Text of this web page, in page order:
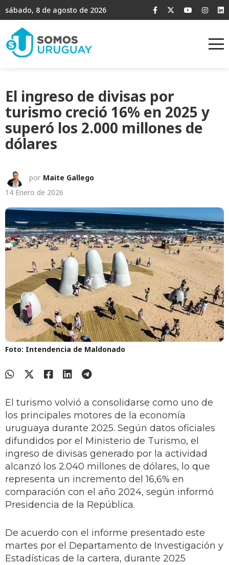
sábado, 8 de agosto de 2026
El ingreso de divisas por
turismo creció 16% en 2025 y
superó los 2.000 millones de
dólares
por Maite Gallego
14 Enero de 2026
Foto: Intendencia de Maldonado
El turismo volvió a consolidarse como uno de
los principales motores de la economía
uruguaya durante 2025. Según datos oficiales
difundidos por el Ministerio de Turismo, el
ingreso de divisas generado por la actividad
alcanzó los 2.040 millones de dólares, lo que
representa un incremento del 16,6% en
comparación con el año 2024, según informó
Presidencia de la República.
De acuerdo con el informe presentado este
martes por el Departamento de Investigación y
Estadísticas de la cartera, durante 2025